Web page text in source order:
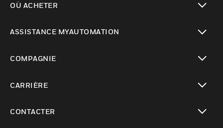
OÙ ACHETER
ASSISTANCE MYAUTOMATION
COMPAGNIE
CARRIÈRE
CONTACTER